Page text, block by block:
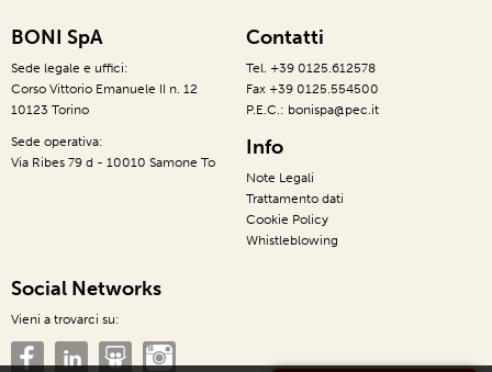
BONI SpA
Sede legale e uffici:
Corso Vittorio Emanuele II n. 12
10123 Torino
Sede operativa:
Via Ribes 79 d - 10010 Samone To
Contatti
Tel. +39 0125.612578
Fax +39 0125.554500
P.E.C.: bonispa@pec.it
Info
Note Legali
Trattamento dati
Cookie Policy
Whistleblowing
Social Networks
Vieni a trovarci su: